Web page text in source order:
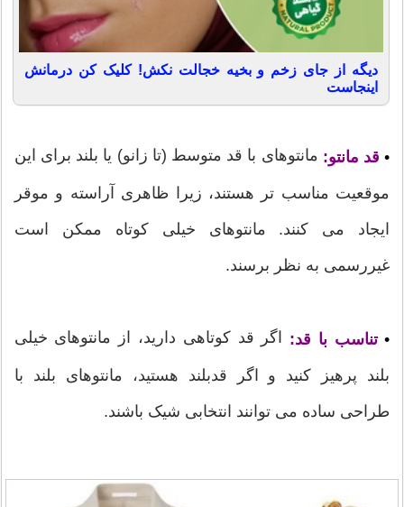
دیگه از جای زخم و بخیه خجالت نکش! کلیک کن درمانش
اینجاست
• قد مانتو: مانتوهای با قد متوسط (تا زانو) یا بلند برای این
موقعیت مناسب تر هستند، زیرا ظاهری آراسته و موقر
ایجاد می کنند. مانتوهای خیلی کوتاه ممکن است
غیررسمی به نظر برسند.
•تناسب با قد: اگر قد کوتاهی دارید، از مانتوهای خیلی
بلند پرهیز کنید و اگر قدبلند هستید، مانتوهای بلند با
طراحی ساده می توانند انتخابی شیک باشند.